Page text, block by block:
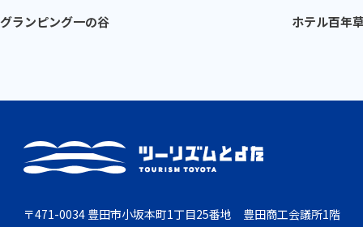
グランピング一の谷 ホテル百年
〒471-0034 豊田市小坂本町1丁目25番地 豊田商工会議所1階